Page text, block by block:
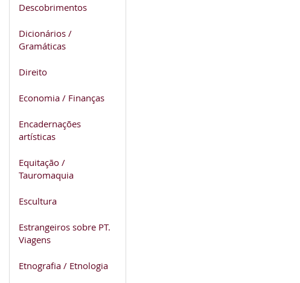
Descobrimentos
Dicionários /
Gramáticas
Direito
Economia / Finanças
Encadernações
artísticas
Equitação /
Tauromaquia
Escultura
Estrangeiros sobre PT.
Viagens
Etnografia / Etnologia